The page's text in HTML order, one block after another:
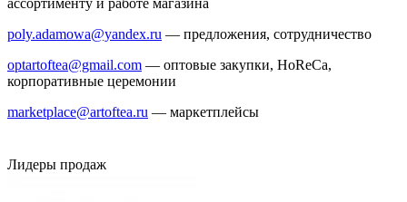
ассортименту и работе магазина
poly.adamowa@yandex.ru — предложения, сотрудничество
optartoftea@gmail.com — оптовые закупки, HoReCa,
корпоративные церемонии
marketplace@artoftea.ru — маркетплейсы
Лидеры продаж